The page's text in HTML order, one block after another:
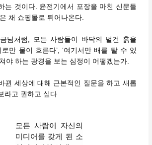
는 것이다. 윤전기에서 포장을 마친 신문들
채 쇼핑몰로 튀어나온다.
님처럼, 모든 사람들이 바닥의 벌건 흙을
로만 물이 흐른다’, ‘여기서만 배를 탈 수 있
야 하는 광경을 보는 심정이 어떻겠는가.
뀐 세상에 대해 근본적인 질문을 하고 새롭
라고 권하고 싶다
모든 사람이 자신의
미디어를 갖게 된 소